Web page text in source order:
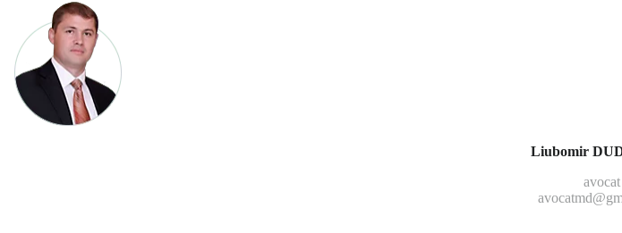
Liubomir
avocat